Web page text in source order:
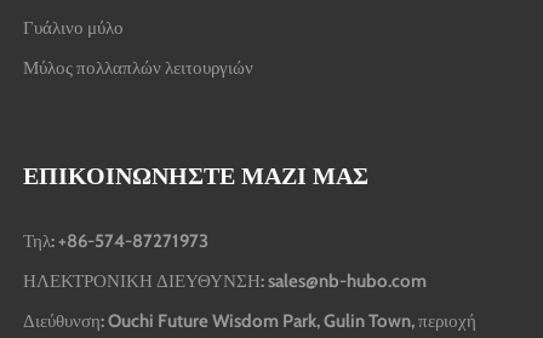
Γυάλινο μύλο
Μύλος πολλαπλών λειτουργιών
ΕΠΙΚΟΙΝΩΝΉΣΤΕ ΜΑΖΊ ΜΑΣ
Τηλ: +86-574-87271973
ΗΛΕΚΤΡΟΝΙΚΗ ΔΙΕΥΘΥΝΣΗ: sales@nb-hubo.com
Διεύθυνση: Ouchi Future Wisdom Park, Gulin Town, περιοχή